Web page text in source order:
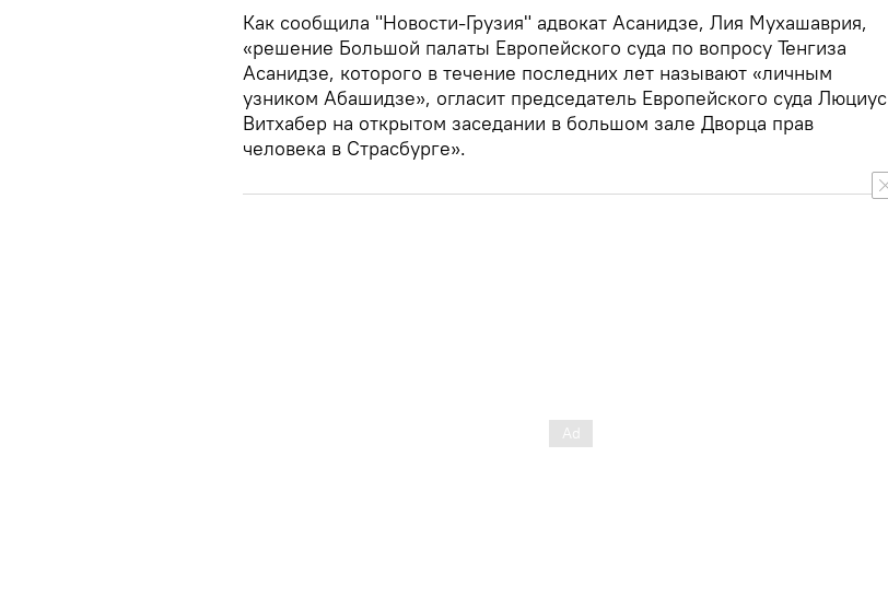
Как сообщила "Новости-Грузия" адвокат Асанидзе, Лия Мухашаврия,
«решение Большой палаты Европейского суда по вопросу Тенгиза
Асанидзе, которого в течение последних лет называют «личным
узником Абашидзе», огласит председатель Европейского суда Люциус
Витхабер на открытом заседании в большом зале Дворца прав
человека в Страсбурге».